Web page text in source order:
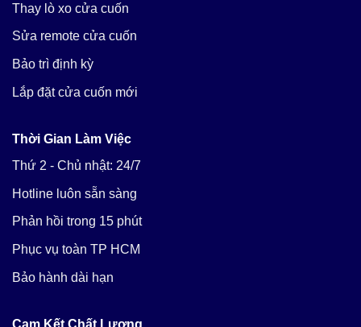
Thay lò xo cửa cuốn
Sửa remote cửa cuốn
Bảo trì định kỳ
Lắp đặt cửa cuốn mới
Thời Gian Làm Việc
Thứ 2 - Chủ nhật: 24/7
Hotline luôn sẵn sàng
Phản hồi trong 15 phút
Phục vụ toàn TP HCM
Bảo hành dài hạn